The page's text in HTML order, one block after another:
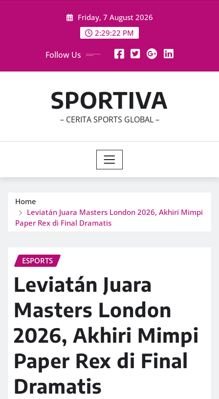
Friday, 7 August 2026
2:29:24 PM
Follow Us
SPORTIVA
– CERITA SPORTS GLOBAL –
Home
Leviatán Juara Masters London 2026, Akhiri Mimpi
Paper Rex di Final Dramatis
ESPORTS
Leviatán Juara
Masters London
2026, Akhiri Mimpi
Paper Rex di Final
Dramatis